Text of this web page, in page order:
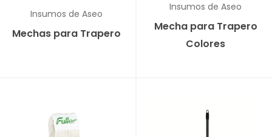
Insumos de Aseo
Mechas para Trapero
Insumos de Aseo
Mecha para Trapero
Colores